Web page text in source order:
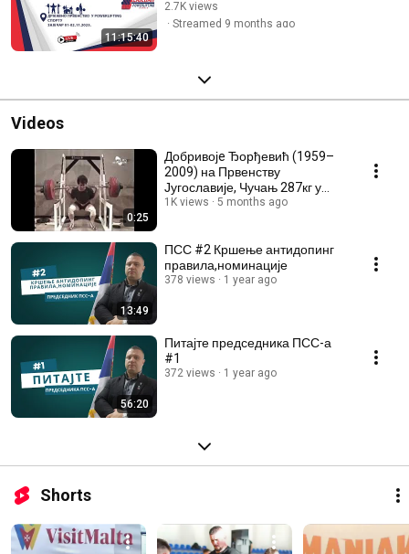
11:15:40
2.7K views
Streamed 9 months ago
Videos
0:25
Добривојe Ђорђевић (1959–
2009) на Првенству
Југославије, Чучањ 287кг у
категорији до 90кг.
1K views 5 months ago
13:49
ПСС #2 Кршење антидопинг
правила,номинације
378 views 1 year ago
56:20
Питајте председника ПСС-а
#1
372 views 1 year ago
Shorts